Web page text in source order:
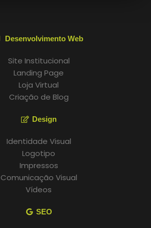
Desenvolvimento Web
Site Institucional
Landing Page
Loja Virtual
Criação de Blog
Design
Identidade Visual
Logotipo
Impressos
Comunicação Visual
Vídeos
SEO